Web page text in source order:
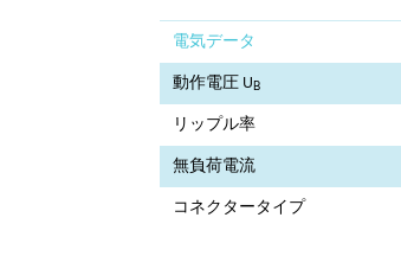
電気データ
動作電圧 UB
リップル率
無負荷電流
コネクタータイプ